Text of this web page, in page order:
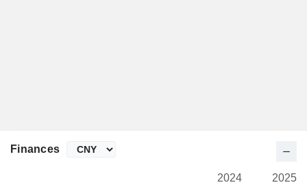
Finances
2024
2025